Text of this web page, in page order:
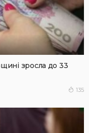
зросла до 33
135